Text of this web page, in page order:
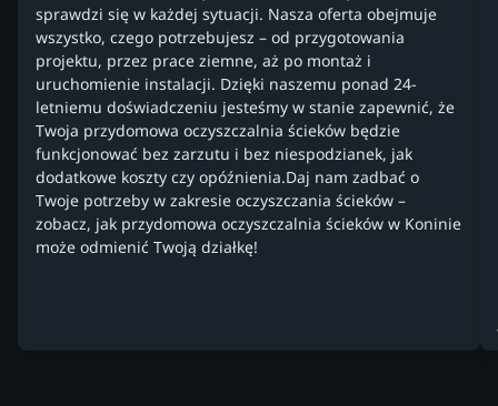
sprawdzi się w każdej sytuacji. Nasza oferta obejmuje
wszystko, czego potrzebujesz – od przygotowania
projektu, przez prace ziemne, aż po montaż i
uruchomienie instalacji. Dzięki naszemu ponad 24-
letniemu doświadczeniu jesteśmy w stanie zapewnić, że
Twoja przydomowa oczyszczalnia ścieków będzie
funkcjonować bez zarzutu i bez niespodzianek, jak
dodatkowe koszty czy opóźnienia.Daj nam zadbać o
Twoje potrzeby w zakresie oczyszczania ścieków –
zobacz, jak przydomowa oczyszczalnia ścieków w Koninie
może odmienić Twoją działkę!